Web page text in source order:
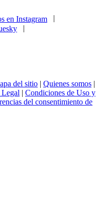
|
del sitio | Quienes somos |
| Condiciones de Uso y
del consentimiento de